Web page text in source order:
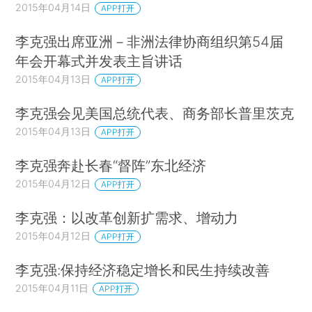
2015年04月14日 APP打开
李克强出席亚洲－非洲法律协商组织第54届
年会开幕式并发表主旨讲话
2015年04月13日 APP打开
李克强会见美国总统代表、商务部长普里茨克
2015年04月13日 APP打开
李克强奔赴长春“督阵”东北经济
2015年04月12日 APP打开
李克强：以改革创新扩需求、增动力
2015年04月12日 APP打开
李克强:保持经济稳定增长和民生持续改善
2015年04月11日 APP打开